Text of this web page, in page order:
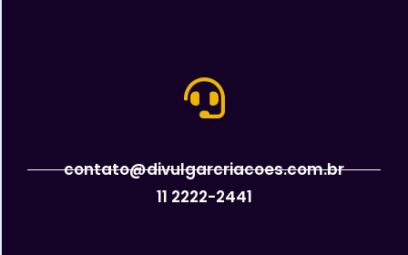
contato@divulgarcriacoes.com.br
11 2222-2441